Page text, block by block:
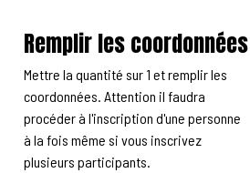
Remplir les coordonnées
Mettre la quantité sur 1 et remplir les
coordonnées. Attention il faudra
procéder à l'inscription d'une personne
à la fois même si vous inscrivez
plusieurs participants.